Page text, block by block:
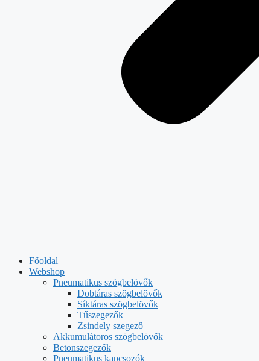
Főoldal
Webshop
Pneumatikus szögbelövők
Dobtáras szögbelövők
Síktáras szögbelövők
Tűszegezők
Zsindely szegező
Akkumulátoros szögbelövők
Betonszegezők
Pneumatikus kapcsozók